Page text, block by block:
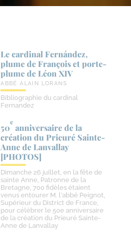
Le cardinal Fernández,
plume de François et porte-​
plume de Léon XIV
ABBÉ ALAIN LORANS
Bibliographie du cardinal
Fernandez
50
e
anniversaire de la
création du Prieuré Sainte-​
Anne de Lanvallay
[PHOTOS]
Dimanche 26 juillet, en la fête de
sainte Anne, Patronne de la
Bretagne, 700 fidèles étaient
venus entourer M. l'abbé Peignot,
Supérieur du District de France,
pour célébrer le 50e anniversaire
de la création du Prieuré Sainte-
Anne de Lanvallay